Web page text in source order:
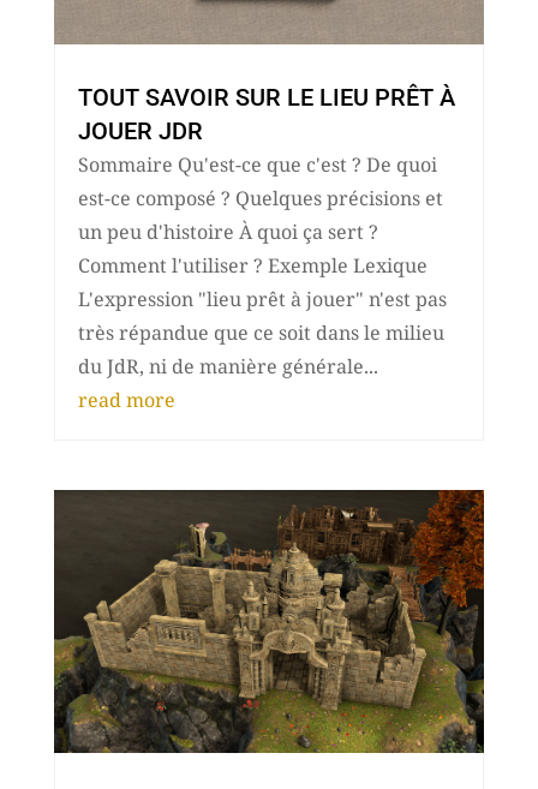
TOUT SAVOIR SUR LE LIEU PRÊT À
JOUER JDR
Sommaire Qu'est-ce que c'est ? De quoi
est-ce composé ? Quelques précisions et
un peu d'histoire À quoi ça sert ?
Comment l'utiliser ? Exemple Lexique
L'expression "lieu prêt à jouer" n'est pas
très répandue que ce soit dans le milieu
du JdR, ni de manière générale...
read more